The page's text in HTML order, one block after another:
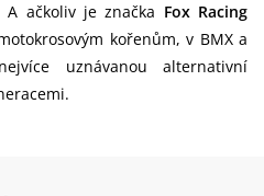
ačkoliv je značka Fox Racing
kořenům, v BMX a
uznávanou alternativní